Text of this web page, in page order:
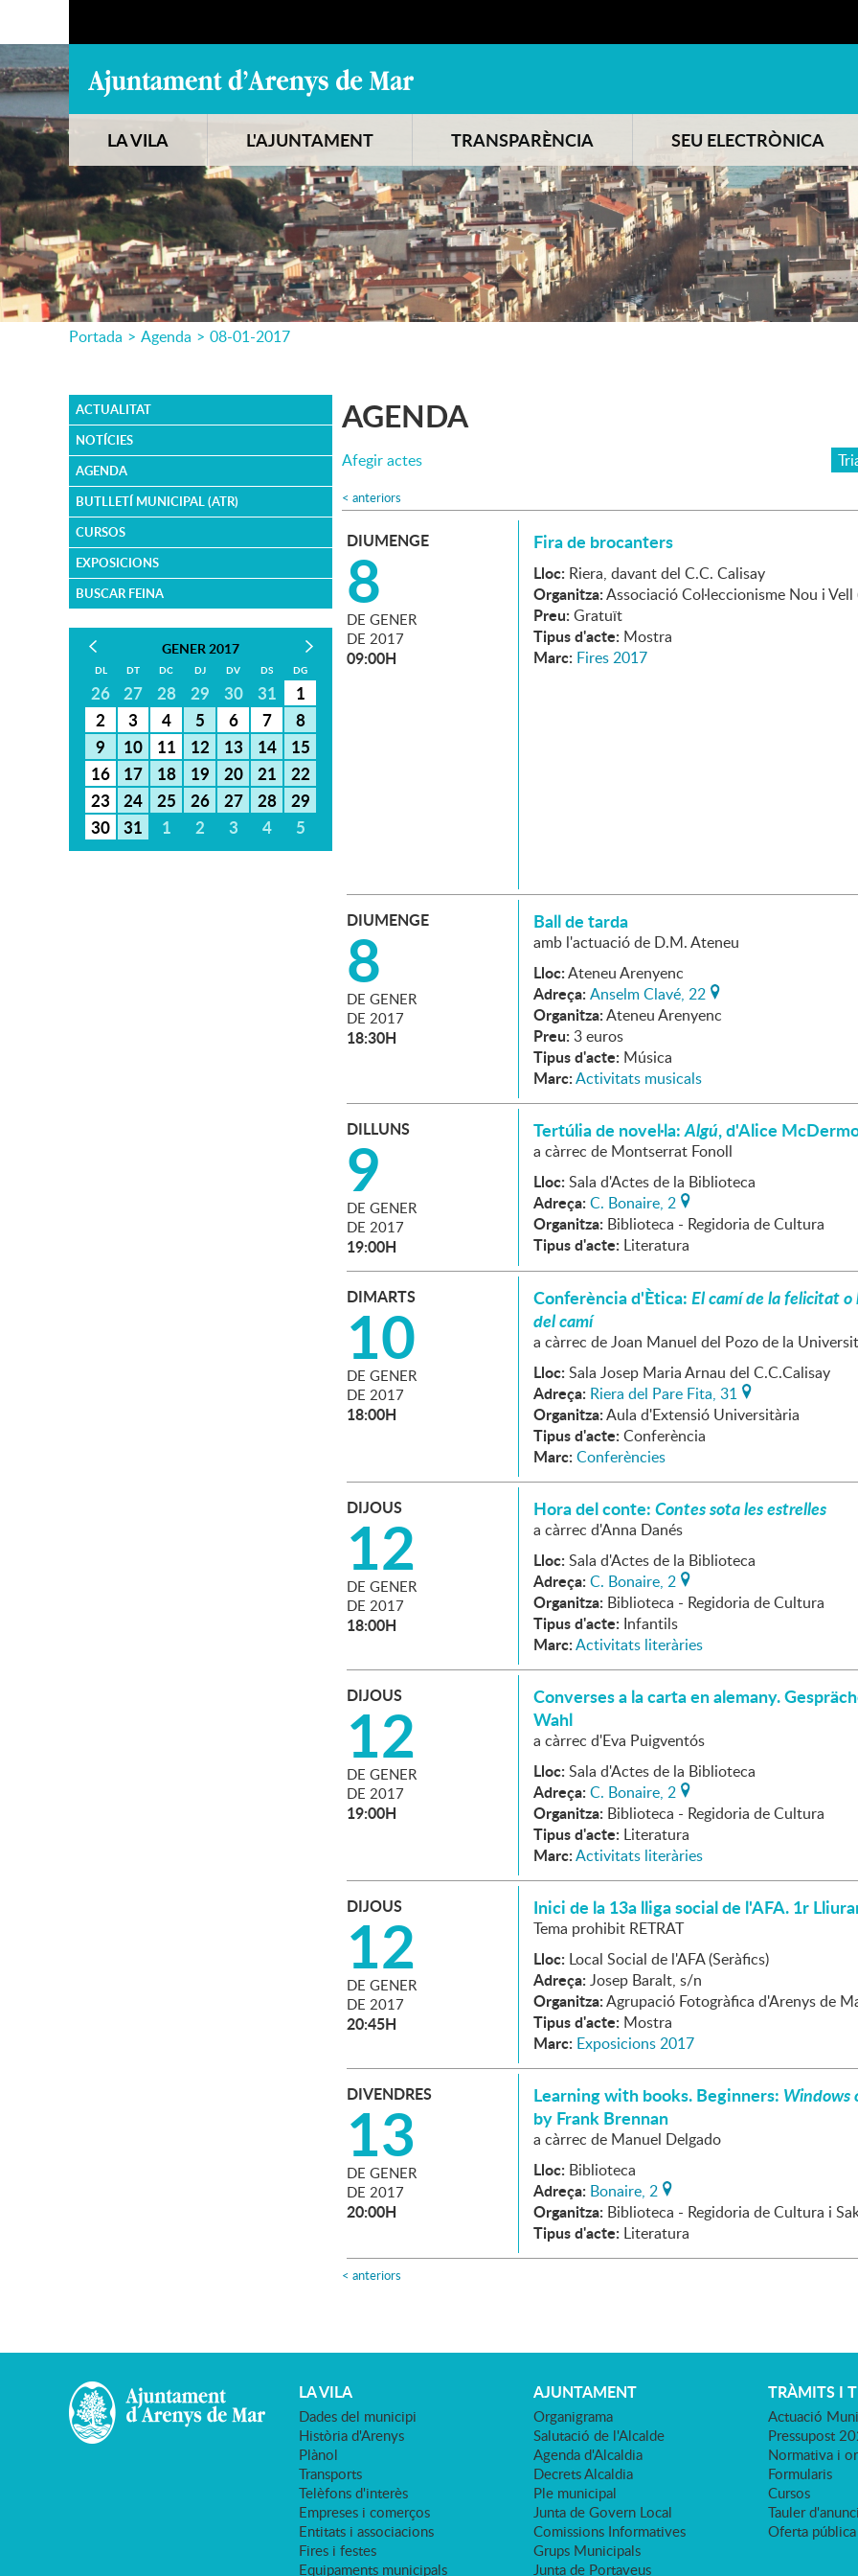
LA VILA L'AJUNTAMENT TRANSPARÈNCIA SEU ELECTRÒNICA
Portada > Agenda > 08-01-2017
ACTUALITAT
NOTÍCIES
AGENDA
BUTLLETÍ MUNICIPAL (ATR)
CURSOS
EXPOSICIONS
BUSCAR FEINA
GENER 2017
DL DT DC DJ DV DS DG
26 27 28 29 30 31
1
2
3 4 5 6 7
8
9
10 11 12 13 14
15
16
17 18 19 20 21
22
23
24 25 26 27 28
29
30 31 1 2 3 4 5
AGENDA
Afegir actes
< anteriors
DIUMENGE
8
DE GENER
DE 2017
09:00H
Fira de brocanters
Lloc: Riera, davant del C.C. Calisay
Organitza:Associació Col·leccionisme Nou i Vell
Preu: Gratuït
Tipus d'acte: Mostra
Marc: Fires 2017
DIUMENGE
8
DE GENER
DE 2017
18:30H
Ball de tarda
amb l'actuació de D.M. Ateneu
Lloc:Ateneu Arenyenc
Adreça: Anselm Clavé, 22
Organitza:Ateneu Arenyenc
Preu: 3 euros
Tipus d'acte: Música
Marc:Activitats musicals
DILLUNS
9
DE GENER
DE 2017
19:00H
Tertúlia de novel·la:Algú, d'Alice
a càrrec de Montserrat Fonoll
Lloc: Sala d'Actes de la Biblioteca
Adreça: C. Bonaire, 2
Organitza: Biblioteca - Regidoria de Cultura
Tipus d'acte: Literatura
DIMARTS
10
DE GENER
DE 2017
18:00H
Conferència d'Ètica:El camí de la felicitat
del camí
a càrrec de Joan Manuel del Pozo de la
Lloc: Sala Josep Maria Arnau del C.C.Calisay
Adreça: Riera del Pare Fita, 31
Organitza:Aula d'Extensió Universitària
Tipus d'acte: Conferència
Marc: Conferències
DIJOUS
12
DE GENER
DE 2017
18:00H
Hora del conte:Contes sota les estrelles
a càrrec d'Anna Danés
Lloc: Sala d'Actes de la Biblioteca
Adreça: C. Bonaire, 2
Organitza: Biblioteca - Regidoria de Cultura
Tipus d'acte: Infantils
Marc:Activitats literàries
DIJOUS
12
DE GENER
DE 2017
19:00H
Converses a la carta en alemany.
Wahl
a càrrec d'Eva Puigventós
Lloc: Sala d'Actes de la Biblioteca
Adreça: C. Bonaire, 2
Organitza: Biblioteca - Regidoria de Cultura
Tipus d'acte: Literatura
Marc:Activitats literàries
DIJOUS
12
DE GENER
DE 2017
20:45H
Inici de la 13a lliga social de l'AFA. 1r
Tema prohibit RETRAT
Lloc: Local Social de l'AFA (Seràfics)
Adreça: Josep Baralt, s/n
Organitza:Agrupació Fotogràfica d'Arenys de
Tipus d'acte: Mostra
Marc: Exposicions 2017
DIVENDRES
13
DE GENER
DE 2017
20:00H
Learning with books. Beginners: Windows
by Frank Brennan
a càrrec de Manuel Delgado
Lloc: Biblioteca
Adreça: Bonaire, 2
Organitza: Biblioteca - Regidoria de Cultura i
Tipus d'acte: Literatura
< anteriors
LA VILA
Dades del municipi
Història d'Arenys
Plànol
Transports
Telèfons d'interès
Empreses i comerços
Entitats i associacions
Fires i festes
Equipaments municipals
AJUNTAMENT
Organigrama
Salutació de l'Alcalde
Agenda d'Alcaldia
Decrets Alcaldia
Ple municipal
Junta de Govern Local
Comissions Informatives
Grups Municipals
Junta de Portaveus
TRÀMITS I
Actuació
Pressupost
Normativa i
Formularis
Cursos
Tauler
Oferta